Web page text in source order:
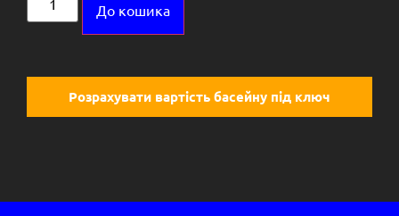
До кошика
Розрахувати вартість басейну під ключ